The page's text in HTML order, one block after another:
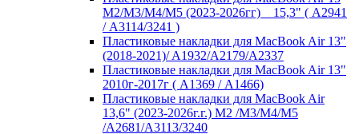
M2/M3/M4/M5 (2023-2026гг) _ 15,3" ( А2941
/ А3114/3241 )
Пластиковые накладки для MacBook Air 13"
(2018-2021)/ A1932/A2179/A2337
Пластиковые накладки для MacBook Air 13"
2010г-2017г ( А1369 / А1466)
Пластиковые накладки для MacBook Air
13,6" (2023-2026г.г.) M2 /M3/M4/M5
/A2681/A3113/3240